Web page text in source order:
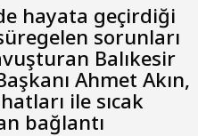
hayata geçirdiği
sorunları
Balıkesir
Ahmet Akın,
ile sıcak
bağlantı